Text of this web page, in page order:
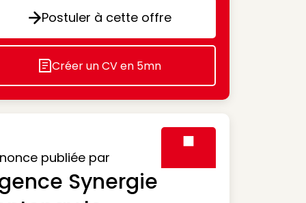
Postuler à cette offre
Postuler à cette offre
Icon decorative
Créer un CV en 5mn
publiée par
Synergie